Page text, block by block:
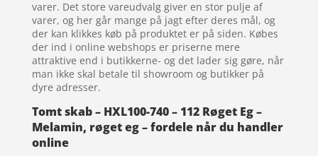
varer. Det store vareudvalg giver en stor pulje af
varer, og her går mange på jagt efter deres mål, og
der kan klikkes køb på produktet er på siden. Købes
der ind i online webshops er priserne mere
attraktive end i butikkerne- og det lader sig gøre, når
man ikke skal betale til showroom og butikker på
dyre adresser.
Tomt skab – HXL100-740 – 112 Røget Eg –
Melamin, røget eg – fordele når du handler
online